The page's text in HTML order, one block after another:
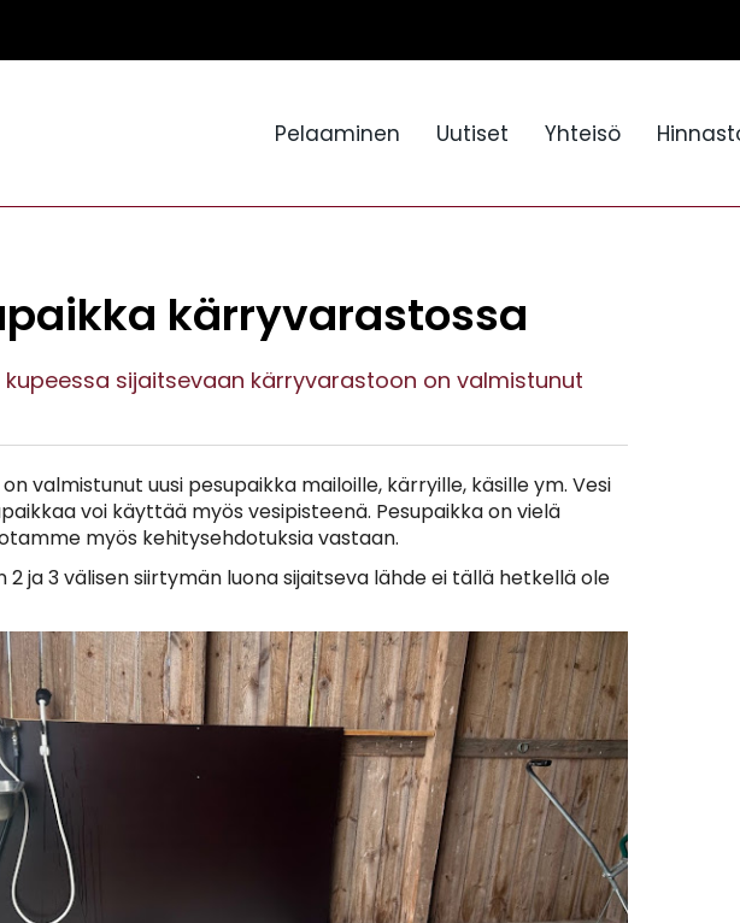
Pelaaminen Uutiset Yhteisö
kärryvarastossa
sijaitsevaan kärryvarastoon on valmistunut
valmistunut uusi pesupaikka mailoille, kärryille, käsille ym. Vesi
voi käyttää myös vesipisteenä. Pesupaikka on vielä
myös kehitysehdotuksia vastaan.
ja 3 välisen siirtymän luona sijaitseva lähde ei tällä hetkellä ole